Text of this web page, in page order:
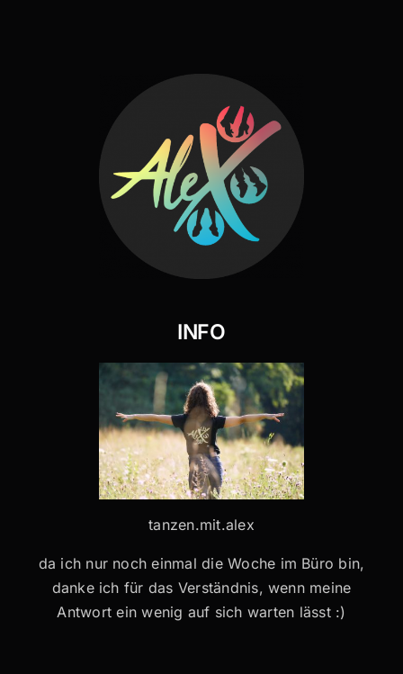
INFO
tanzen.mit.alex
da ich nur noch einmal die Woche im Büro bin,
danke ich für das Verständnis, wenn meine
Antwort ein wenig auf sich warten lässt :)